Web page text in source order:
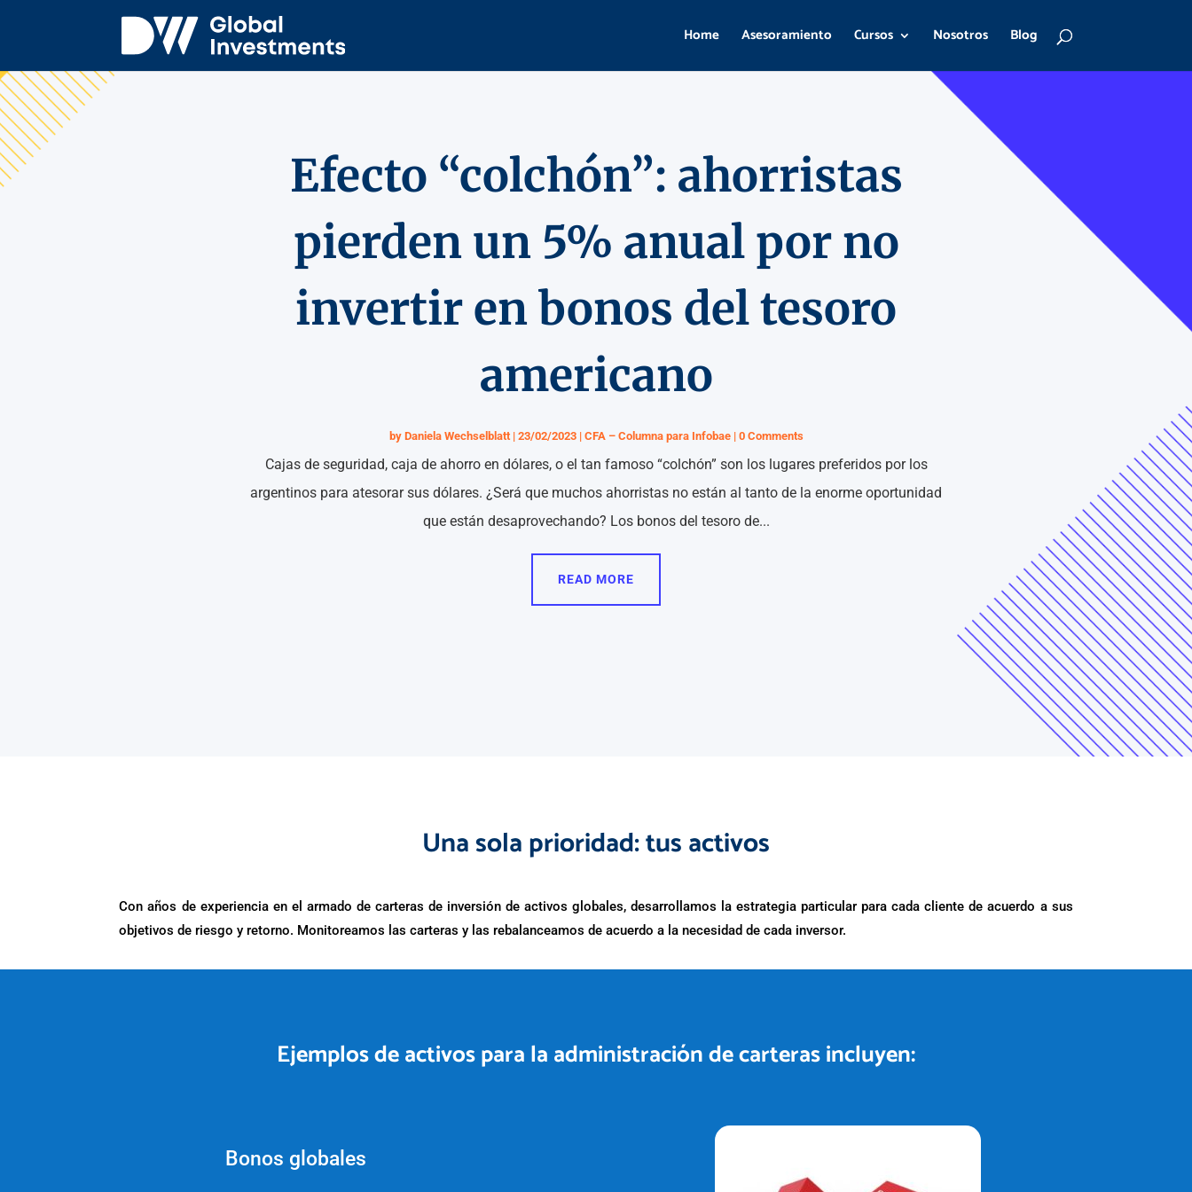
Home Asesoramiento Cursos Nosotros Blog
Efecto “colchón”: ahorristas
pierden un 5% anual por no
invertir en bonos del tesoro
americano
by Daniela Wechselblatt| 23/02/2023| CFA – Columna para Infobae| 0 Comments
Cajas de seguridad, caja de ahorro en dólares, o el tan famoso “colchón” son los lugares preferidos por los
argentinos para atesorar sus dólares. ¿Será que muchos ahorristas no están al tanto de la enorme oportunidad
que están desaprovechando? Los bonos del tesoro de...
READ MORE
Una sola prioridad: tus activos
Con años de experiencia en el armado de carteras de inversión de activos globales, desarrollamos la estrategia particular para cada cliente de acuerdo a sus
objetivos de riesgo y retorno. Monitoreamos las carteras y las rebalanceamos de acuerdo a la necesidad de cada inversor.
Ejemplos de activos para la administración de carteras incluyen:
Bonos globales